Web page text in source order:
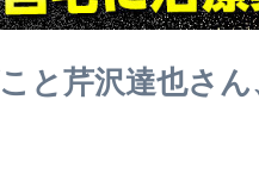
と芹沢達也さ